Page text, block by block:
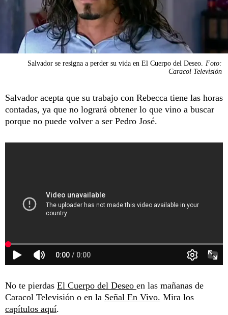
Salvador se resigna a perder su vida en El Cuerpo del Deseo.
Foto:
Caracol Televisión
Salvador acepta que su trabajo con Rebecca tiene las horas
contadas, ya que no logrará obtener lo que vino a buscar
porque no puede volver a ser Pedro José.
No te pierdas El Cuerpo del Deseo en las mañanas de
Caracol Televisión o en la Señal En Vivo. Mira los
capítulos aquí.